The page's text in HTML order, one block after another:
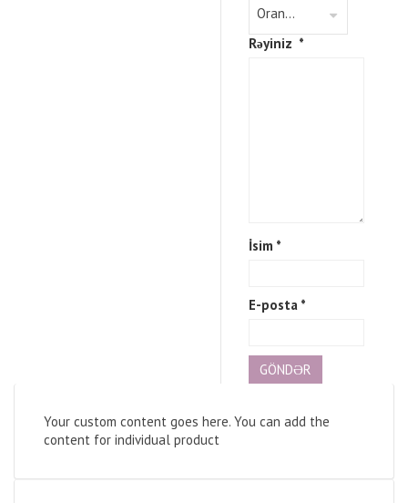
Rəyiniz *
İsim *
E-posta *
Your custom content goes here. You can add the
content for individual product